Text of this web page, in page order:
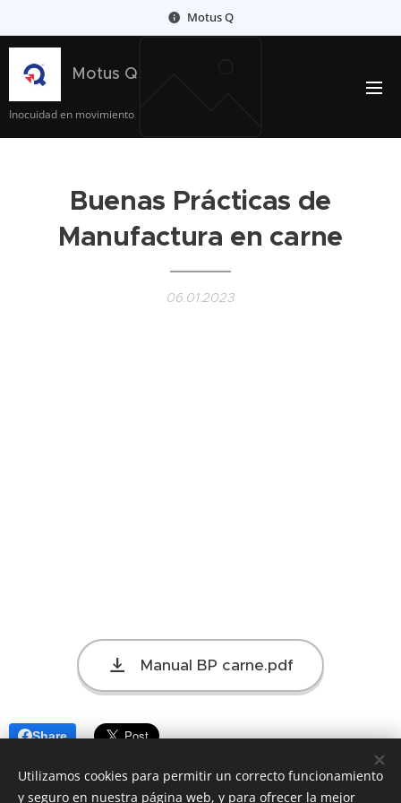
Motus Q
Motus Q
Inocuidad en movimiento
Buenas Prácticas de
Manufactura en carne
06.01.2023
Manual BP carne.pdf
Share
Utilizamos cookies para permitir un correcto funcionamiento
y seguro en nuestra página web, y para ofrecer la mejor